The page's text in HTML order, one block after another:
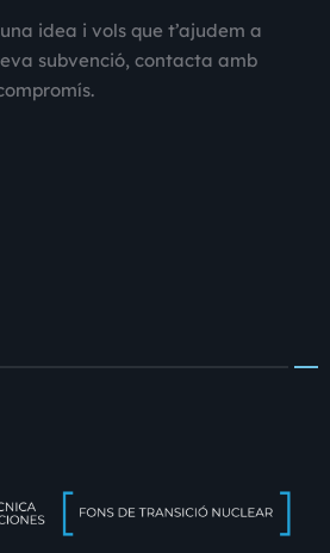
idea i vols que t’ajudem a
subvenció, contacta amb